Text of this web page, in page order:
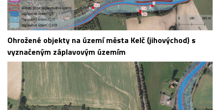
Ohrožené objekty na území města Kelč (jihovýchod) s
vyznačeným záplavovým územím